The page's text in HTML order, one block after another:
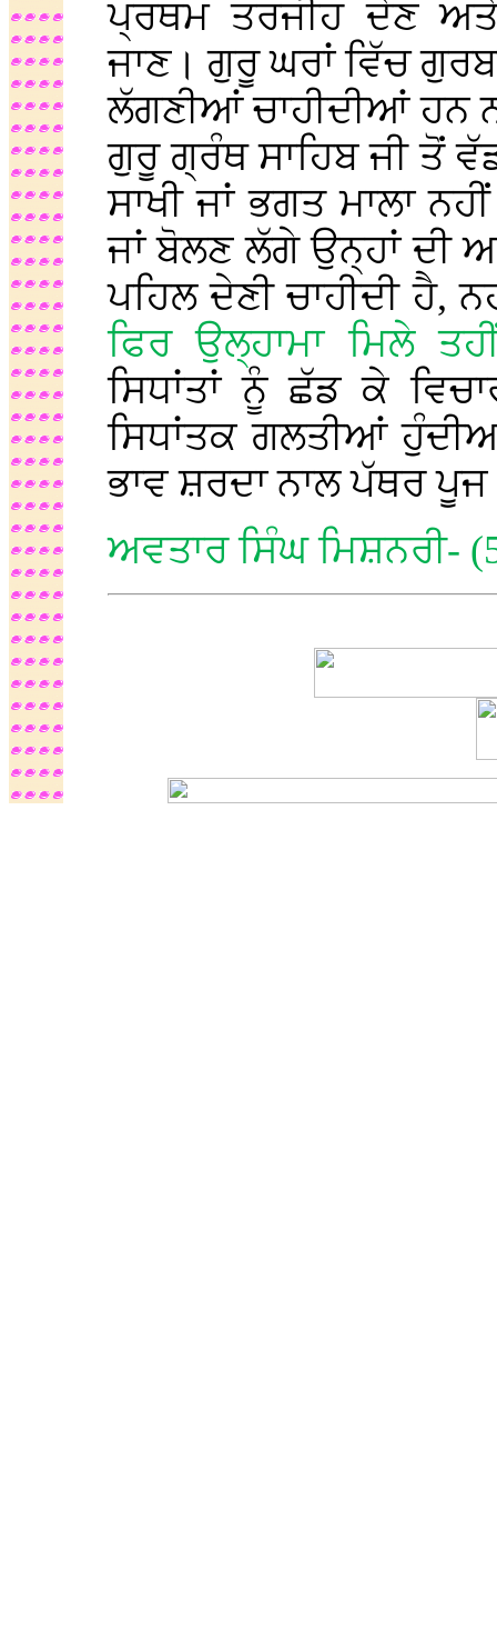
ਪ੍ਰਥਮ ਤਰਜੀਹ ਦੇਣ ਅਤੇ
ਜਾਣ। ਗੁਰੂ ਘਰਾਂ ਵਿੱਚ
ਲੱਗਣੀਆਂ ਚਾਹੀਦੀਆਂ ਹਨ
ਗੁਰੂ ਗ੍ਰੰਥ ਸਾਹਿਬ ਜੀ ਤੋਂ
ਸਾਖੀ ਜਾਂ ਭਗਤ ਮਾਲਾ
ਜਾਂ ਬੋਲਣ ਲੱਗੇ ਉਨ੍ਹਾਂ ਦੀ
ਪਹਿਲ ਦੇਣੀ ਚਾਹੀਦੀ ਹੈ,
ਫਿਰ ਉਲ੍ਹਾਮਾ ਮਿਲੇ
ਸਿਧਾਂਤਾਂ ਨੂੰ ਛੱਡ ਕੇ
ਸਿਧਾਂਤਕ ਗਲਤੀਆਂ
ਭਾਵ ਸ਼ਰਦਾ ਨਾਲ ਪੱਥਰ
ਅਵਤਾਰ ਸਿੰਘ ਮਿਸ਼ਨਰੀ-